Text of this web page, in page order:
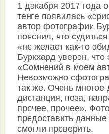
1 декабря 2017 года
тенге появилась
автор фотографии
пояснил, что
«не желает как-то
Буркхард уверен, что
«Сомнений в моем
Невозможно
так же. Очень многое
дистанция, поза,
прочее, прочее».
предоставить
смогли проверить.